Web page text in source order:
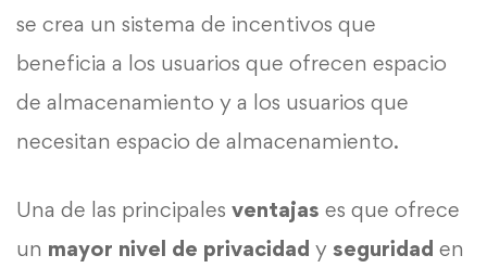
se crea un sistema de incentivos que
beneficia a los usuarios que ofrecen espacio
de almacenamiento y a los usuarios que
necesitan espacio de almacenamiento.
Una de las principales ventajas es que ofrece
un mayor nivel de privacidad y seguridad en